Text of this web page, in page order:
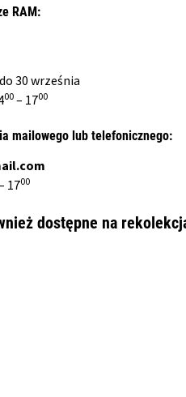
RAM:
30 września
00 – 1700
mailowego lub telefonicznego:
1700
dostępne na